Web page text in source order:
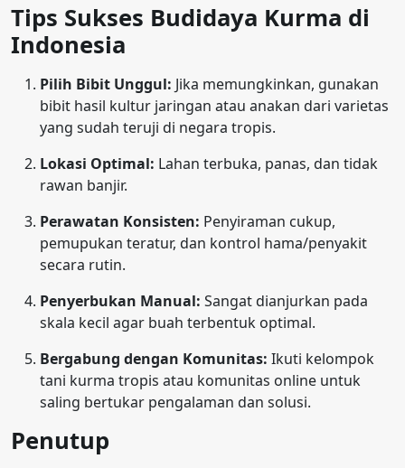
Tips Sukses Budidaya Kurma di
Indonesia
Pilih Bibit Unggul: Jika memungkinkan, gunakan
bibit hasil kultur jaringan atau anakan dari varietas
yang sudah teruji di negara tropis.
Lokasi Optimal: Lahan terbuka, panas, dan tidak
rawan banjir.
Perawatan Konsisten: Penyiraman cukup,
pemupukan teratur, dan kontrol hama/penyakit
secara rutin.
Penyerbukan Manual: Sangat dianjurkan pada
skala kecil agar buah terbentuk optimal.
Bergabung dengan Komunitas: Ikuti kelompok
tani kurma tropis atau komunitas online untuk
saling bertukar pengalaman dan solusi.
Penutup